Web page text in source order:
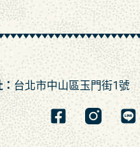
台北市中山區玉門街1號